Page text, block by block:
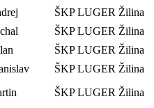
ŠKP LUGER Žilina
ŠKP LUGER Žilina
ŠKP LUGER Žilina
ŠKP LUGER Žilina
ŠKP LUGER Žilina